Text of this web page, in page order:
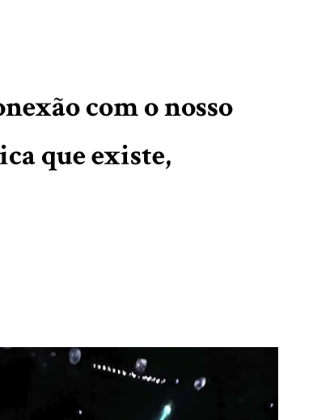
com o nosso
que existe,